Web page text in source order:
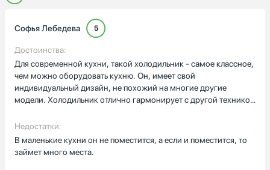
Софья Лебедева 5
Достоинства:
Для современной кухни, такой холодильник - самое классное,
чем можно оборудовать кухню. Он, имеет свой
индивидуальный дизайн, не похожий на многие другие
модели. Холодильник отлично гармонирует с другой техникой
надо подобрать правильное место для его установки, чтоб он
не мешал, чтоб смотрелся классно и чтоб создавал на кухне
гармонию и уют. Холодильник выполняет все функции и это
Недостатки:
В маленькие кухни он не поместится, а если и поместится, то
займет много места.